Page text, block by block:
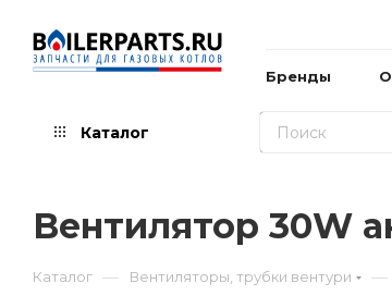
Бренды
Каталог
Вентилятор 30W
Каталог — Вентиляторы, трубки вентури —